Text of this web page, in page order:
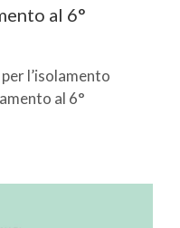
al 6°
l’isolamento
al 6°